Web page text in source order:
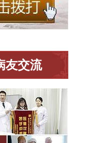
友交流